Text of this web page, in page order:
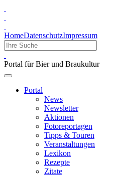
HomeDatenschutzImpressum
Portal für Bier und Braukultur
Portal
News
Newsletter
Aktionen
Fotoreportagen
Tipps & Touren
Veranstaltungen
Lexikon
Rezepte
Zitate